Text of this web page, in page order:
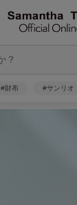
#財布 #サンリオ